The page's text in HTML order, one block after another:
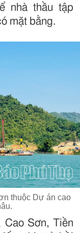
nhà thầu tập
mặt bằng.
thuộc Dự án cao
Sơn, Tiền